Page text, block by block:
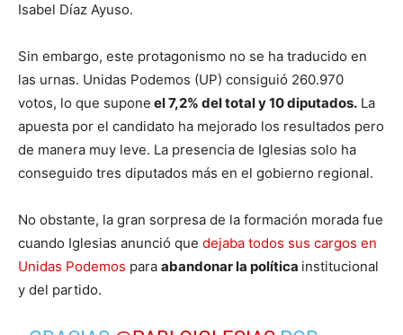
Isabel Díaz Ayuso.
Sin embargo, este protagonismo no se ha traducido en
las urnas. Unidas Podemos (UP) consiguió 260.970
votos, lo que supone el 7,2% del total y 10 diputados. La
apuesta por el candidato ha mejorado los resultados pero
de manera muy leve. La presencia de Iglesias solo ha
conseguido tres diputados más en el gobierno regional.
No obstante, la gran sorpresa de la formación morada fue
cuando Iglesias anunció que dejaba todos sus cargos en
Unidas Podemos para abandonar la política institucional
y del partido.